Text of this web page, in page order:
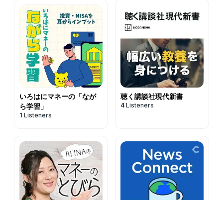
えなくバブルは崩壊。大学時代の自由気ままな生活から一
転、メチャクチャ体育会系の会社でしごかれる。ある日は
１日150軒の飛び込み訪問、またある日は1日400軒の受話
器を手に縛り付けてテレアポ。シゴキには何とか耐えられ
たものの、無知な顧客にノルマ達成のため「はめ込む」営
業に嫌気が差して退社。金融機関の都合で無知な顧客に金
融商品を押し付けている実態に愕然とする。しかし金融へ
の思いは捨てきれず、後に保険代理店として独立。「経営
者」「税対策」で初年度から生保業界トップ水準である
MDRT基準に到達。本来大好きな相場の道にも手を出す。
引、先物、オプション、FX、CFDほぼすべて経験済み。シ
ステムトレードで詐欺まがいの被害にあったり、加えてリ
ーマン・ショックで投資資金を「溶かす」。子供の誕生時
に、路頭に迷う寸前に…経験を通じて儲けも損失も大きい
一発狙いの短期トレードよりも長期的に利益を積み重ねて
いろはにマネーの「なが
ら学習」
1 Listeners
聴く講談社現代新書
4 Listeners